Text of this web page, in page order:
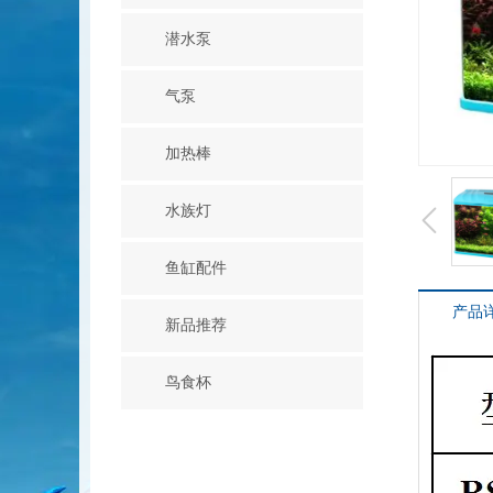
潜水泵
气泵
加热棒
水族灯
鱼缸配件
新品推荐
鸟食杯
产品